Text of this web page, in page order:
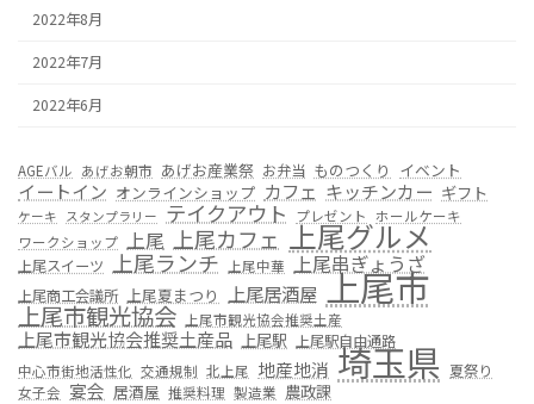
2022年8月
2022年7月
2022年6月
AGEバル あげお朝市 あげお産業祭 お弁当 ものつくり イベント
イートイン オンラインショップ カフェ キッチンカー ギフト
ケーキ スタンプラリー テイクアウト プレゼント
ホールケーキ
ワークショップ 上尾 上尾カフェ 上尾グルメ
上尾スイーツ 上尾ランチ 上尾中華 上尾串ぎょうざ
上尾商工会議所 上尾夏まつり 上尾居酒屋 上尾市
上尾市観光協会 上尾市観光協会推奨土産
上尾市観光協会推奨土産品 上尾駅 上尾駅自由通路
中心市街地活性化 交通規制 北上尾 地産地消 埼玉県 夏祭り
女子会 宴会 居酒屋 推奨料理 製造業 農政課